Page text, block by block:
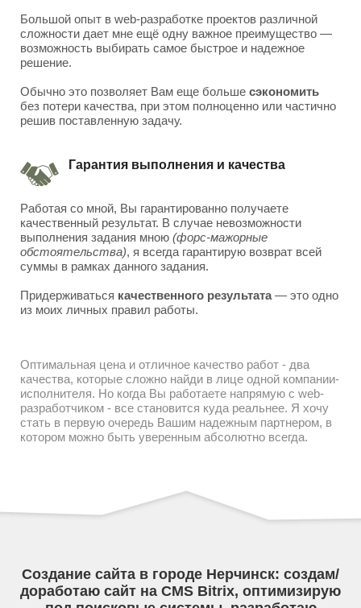
Большой опыт в web-разработке проектов различной
сложности дает мне ещё одну важное преимущество —
возможность выбирать самое быстрое и надежное
решение.
Обычно это позволяет Вам еще больше сэкономить
без потери качества, при этом полноценно или частично
решив поставленную задачу.
Гарантия выполнения и качества
Работая со мной, Вы гарантированно получаете
качественный результат. В случае невозможности
выполнения задания мною (форс-мажорные
обстоятельства), я всегда гарантирую возврат всей
суммы в рамках данного задания.
Придерживаться качественного результата— это одно
из моих личных правил работы.
Оптимальная цена и отличное качество работ - два
качества, которые сложно найди в лице одной компании-
исполнителя. Но когда Вы работаете напрямую с web-
разработчиком - все становится куда реальнее. Я хочу
стать в первую очередь Вашим надежным партнером, в
котором можно быть уверенным абсолютно всегда.
Создание сайта в городе Нерчинск: создам/
доработаю сайт на CMS Bitrix, оптимизирую